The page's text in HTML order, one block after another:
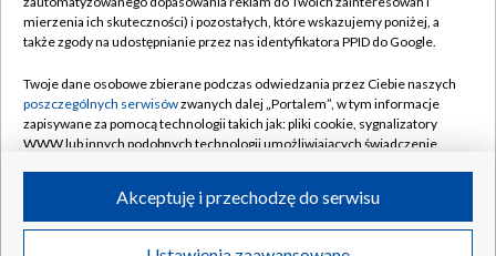
Naziemna Telewizja Cyfrowa
Rada Programowa
System NOS
Informacje o nadawcy
Program dla prasy
Pomoc
Kontakt
Kanały
©2026 Telewizja Polska S.A. w likwidacji
mierzenia ich skuteczności) i pozostałych, które wskazujemy poniżej, a
także zgody na udostępnianie przez nas identyfikatora PPID do Google.
Twoje dane osobowe zbierane podczas odwiedzania przez Ciebie naszych
poszczególnych serwisówzwanych dalej „Portalem”, w tym informacje
zapisywane za pomocą technologii takich jak: pliki cookie, sygnalizatory
WWW lub innych podobnych technologii umożliwiających świadczenie
ruchu w Internecie.
Twoje dane osobowe zbierane podczas odwiedzania przez Ciebie
Akceptuję i przechodzę do serwisu